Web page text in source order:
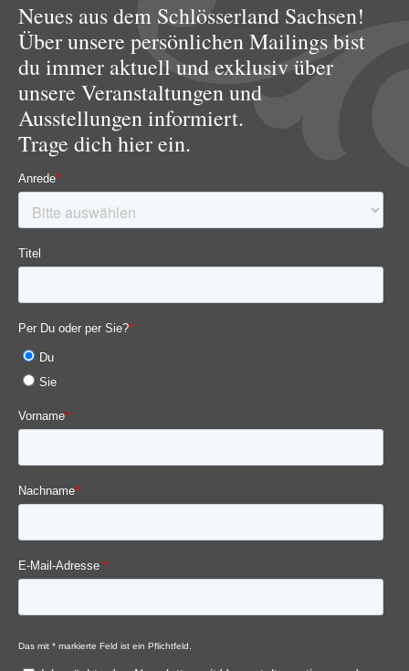
Neues aus dem Schlösserland Sachsen!
Über unsere persönlichen Mailings bist
du immer aktuell und exklusiv über
unsere Veranstaltungen und
Ausstellungen informiert.
Trage dich hier ein.